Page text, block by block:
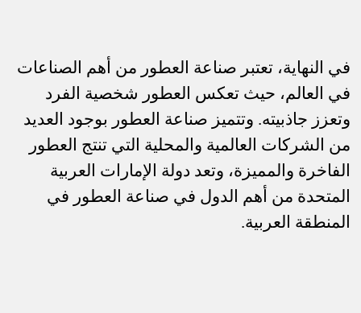
في النهاية، تعتبر صناعة العطور من أهم الصناعات
في العالم، حيث تعكس العطور شخصية الفرد
وتعزز جاذبيته. وتتميز صناعة العطور بوجود العديد
من الشركات العالمية والمحلية التي تنتج العطور
الفاخرة والمميزة، وتعد دولة الإمارات العربية
المتحدة من أهم الدول في صناعة العطور في
المنطقة العربية.